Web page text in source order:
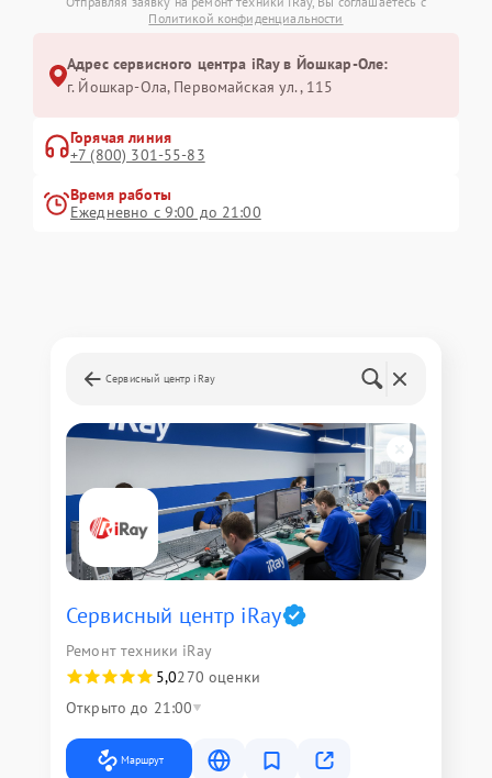
Политикой конфиденциальности
Адрес сервисного центра iRay в Йошкар-Оле:
г. Йошкар-Ола, Первомайская ул., 115
Горячая линия
+7 (800) 301-55-83
Время работы
Ежедневно с 9:00 до 21:00
Сервисный центр iRay
Сервисный центр iRay
Ремонт техники iRay
5,0270 оценки
Открыто до 21:00
Маршрут